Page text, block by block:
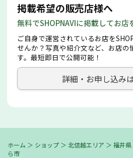
掲載希望の販売店様へ
無料でSHOPNAVIに掲載してお店
ご自身で運営されているお店を
せんか？写真や紹介文など、お店の
す。最短即日で公開可能！
詳細・お申し込み
ホーム ＞ ショップ ＞ 北信越エリア ＞ 福井県
ら市